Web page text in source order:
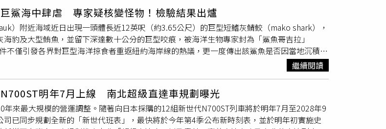
人或使用人處以3600元以上、3萬6000元以下罰鍰，並要求限期改善。若未於期限內完成改
，情節重大者還可能遭移請公路監理機關吊扣車牌，待改善完成後才可發還；若一年內再次違
個月的處分。大溪警分局表示，今年截至目前已辦理11場環警監聯合稽查勤務，累計查獲28
音車問題仍有待持續改善。未來警方將持續與環保、監理等單位合作，鎖定高噪音改裝車及重
透過執法與宣導雙管齊下，降低噪音對居民生活造成的影響，打造更安靜、安全的生活環
鯊海中肆虐 專家疑核變怪物！檢驗結果出爐
）附近海域近日出現一頭體長近12英呎（約3.65公尺）的巨型短鰭灰鯖鮫（mako shark），
豹及大型鮪魚，並留下深達數十公分的巨型咬痕，被海洋生物專家封為「鯊魚哥吉拉」
不僅引發各界對巨型海洋掠食者重返紐約海岸線的熱議，更一度傳出該鯊魚是否因當地沉積數
的驚人猜測。根據外媒《紐約郵報》報導，探索頻道（Discovery Channel）著名節目「鯊魚
新播出的內容，海洋科學家奧康奈爾（Craig O'Connell）在調查中發現，一頭座頭鯨身上留有深
大咬痕，以及一隻灰海豹遭撕裂22英吋（約56公分）的傷口，甚至有一隻重達400磅（約181
劇。種種異常傷痕顯示，該海域正存在著一頭獵殺能力極強的頂級掠食者，很快證實兇手是
鮫。調查過程中，奧康奈爾曾提出一項大膽假說，懷疑該巨鯊的異常體型與凶猛習性可能與基
於1960年代在附近的哈德遜海底峽谷（Hudson Canyon）傾倒約1.5萬桶核廢料，且後續檢測
繼續閱讀
明年7月上線 南北超級直達車規劃曝光
年來最大規模的營運調整。隨著向日本採購的12組新世代N700ST列車將於明年7月至2028年9
司已同步規劃全新的「新世代班表」，最快將於今年第4季公布新時刻表，並於明年初實施史